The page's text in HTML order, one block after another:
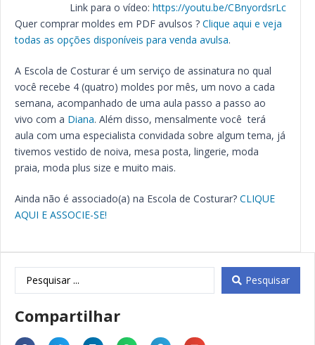
Link para o vídeo: https://youtu.be/CBnyordsrLc
Quer comprar moldes em PDF avulsos ? Clique aqui e veja
todas as opções disponíveis para venda avulsa.
A Escola de Costurar é um serviço de assinatura no qual
você recebe 4 (quatro) moldes por mês, um novo a cada
semana, acompanhado de uma aula passo a passo ao
vivo com a Diana. Além disso, mensalmente você terá
aula com uma especialista convidada sobre algum tema, já
tivemos vestido de noiva, mesa posta, lingerie, moda
praia, moda plus size e muito mais.
Ainda não é associado(a) na Escola de Costurar? CLIQUE
AQUI E ASSOCIE-SE!
Pesquisar
Compartilhar